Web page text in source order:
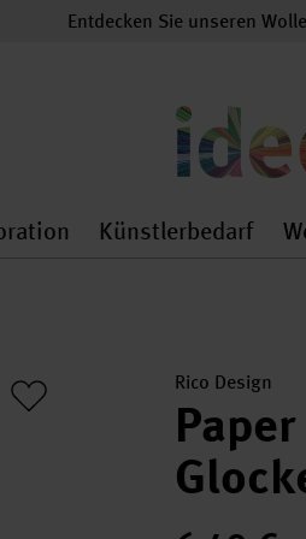
Entdecken Sie unseren
general.openMenu
Dekoration
Künstlerbedarf
Rico Design